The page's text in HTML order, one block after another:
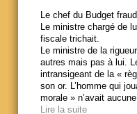
Le chef du Budget
Le ministre chargé de
fiscale trichait.
Le ministre de la
autres mais pas à lui.
intransigeant de la «
son or. L’homme qui
morale » n’avait
Lire la suite